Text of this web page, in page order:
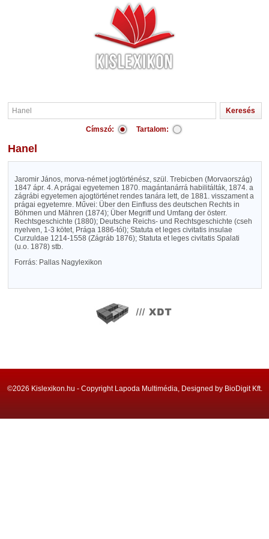
Címszó: Tartalom:
Hanel
Jaromir János, morva-német jogtörténész, szül. Trebicben (Morvaország)
1847 ápr. 4. A prágai egyetemen 1870. magántanárrá habilitálták, 1874. a
zágrábi egyetemen ajogtörténet rendes tanára lett, de 1881. visszament a
prágai egyetemre. Művei: Über den Einfluss des deutschen Rechts in
Böhmen und Mähren (1874); Über Megriff und Umfang der österr.
Rechtsgeschichte (1880); Deutsche Reichs- und Rechtsgeschichte (cseh
nyelven, 1-3 kötet, Prága 1886-tól); Statuta et leges civitatis insulae
Curzuldae 1214-1558 (Zágráb 1876); Statuta et leges civitatis Spalati
(u.o. 1878) stb.
Forrás: Pallas Nagylexikon
©2026 Kislexikon.hu - Copyright Lapoda Multimédia, Designed by BioDigit Kft.